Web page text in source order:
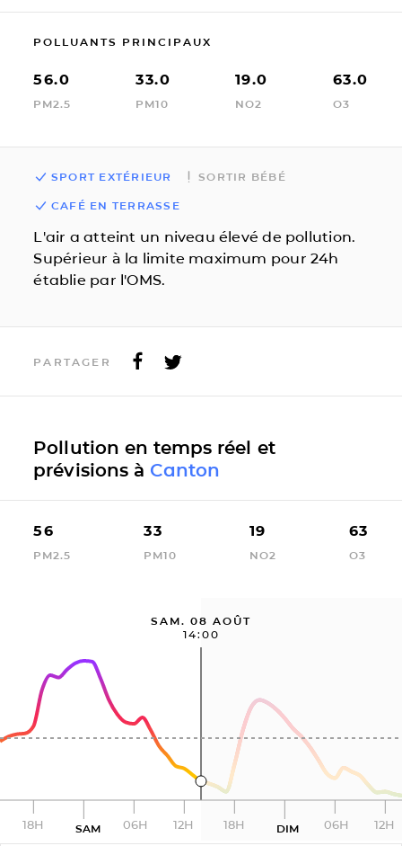
POLLUANTS PRINCIPAUX
56.0
PM2.5
33.0
PM10
19.0
NO2
63.0
O3
SPORT EXTÉRIEUR SORTIR BÉBÉ
CAFÉ EN TERRASSE
L'air a atteint un niveau élevé de pollution.
Supérieur à la limite maximum pour 24h
établie par l'OMS.
PARTAGER
Pollution en temps réel et
prévisions à Canton
56
PM2.5
33
PM10
19
NO2
63
O3
SAM. 08 AOÛT
14:00
18H SAM 06H 12H 18H DIM 06H 12H